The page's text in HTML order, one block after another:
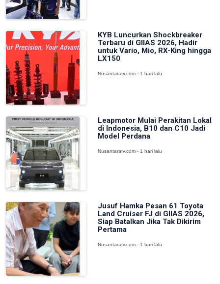
KYB Luncurkan Shockbreaker
Terbaru di GIIAS 2026, Hadir
untuk Vario, Mio, RX-King hingga
LX150
Nusantaratv.com - 1 hari lalu
Leapmotor Mulai Perakitan Lokal
di Indonesia, B10 dan C10 Jadi
Model Perdana
Nusantaratv.com - 1 hari lalu
Jusuf Hamka Pesan 61 Toyota
Land Cruiser FJ di GIIAS 2026,
Siap Batalkan Jika Tak Dikirim
Pertama
Nusantaratv.com - 1 hari lalu